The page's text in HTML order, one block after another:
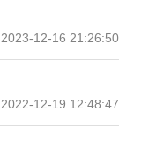
2023-12-16 21:26:50
2022-12-19 12:48:47